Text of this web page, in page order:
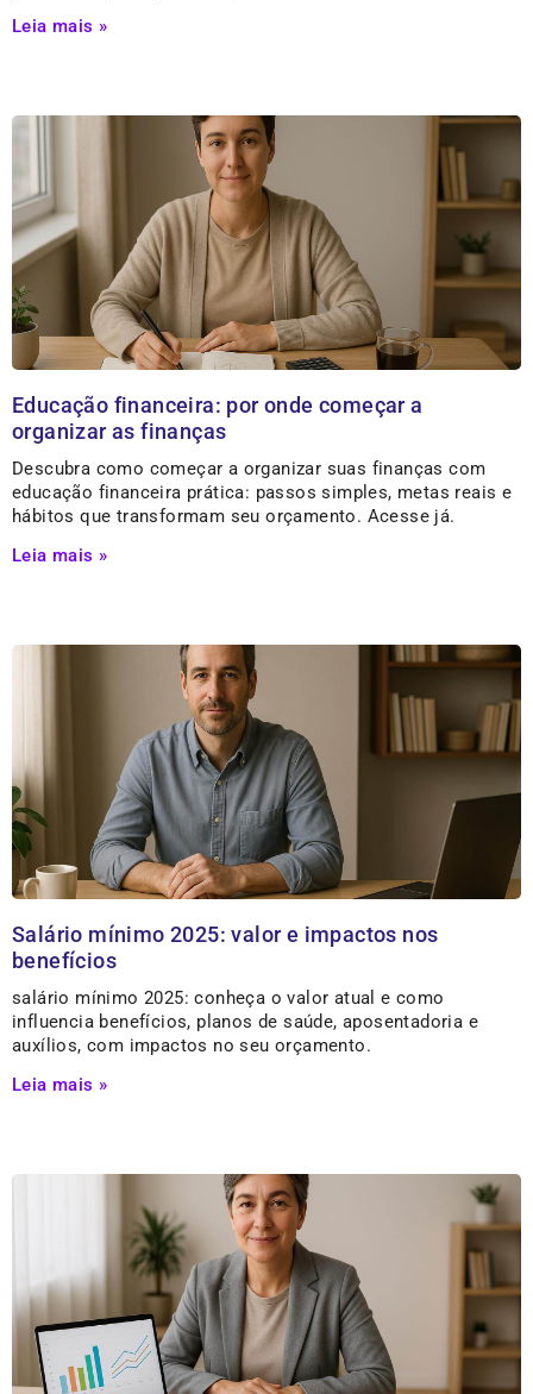
Leia mais »
Educação financeira: por onde começar a
organizar as finanças
Descubra como começar a organizar suas finanças com
educação financeira prática: passos simples, metas reais e
hábitos que transformam seu orçamento. Acesse já.
Leia mais »
Salário mínimo 2025: valor e impactos nos
benefícios
salário mínimo 2025: conheça o valor atual e como
influencia benefícios, planos de saúde, aposentadoria e
auxílios, com impactos no seu orçamento.
Leia mais »